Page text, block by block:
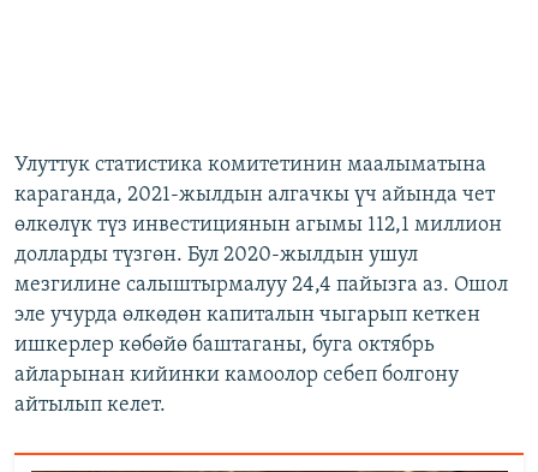
Улуттук статистика комитетинин маалыматына
караганда, 2021-жылдын алгачкы үч айында чет
өлкөлүк түз инвестициянын агымы 112,1 миллион
долларды түзгөн. Бул 2020-жылдын ушул
мезгилине салыштырмалуу 24,4 пайызга аз. Ошол
эле учурда өлкөдөн капиталын чыгарып кеткен
ишкерлер көбөйө баштаганы, буга октябрь
айларынан кийинки камоолор себеп болгону
айтылып келет.